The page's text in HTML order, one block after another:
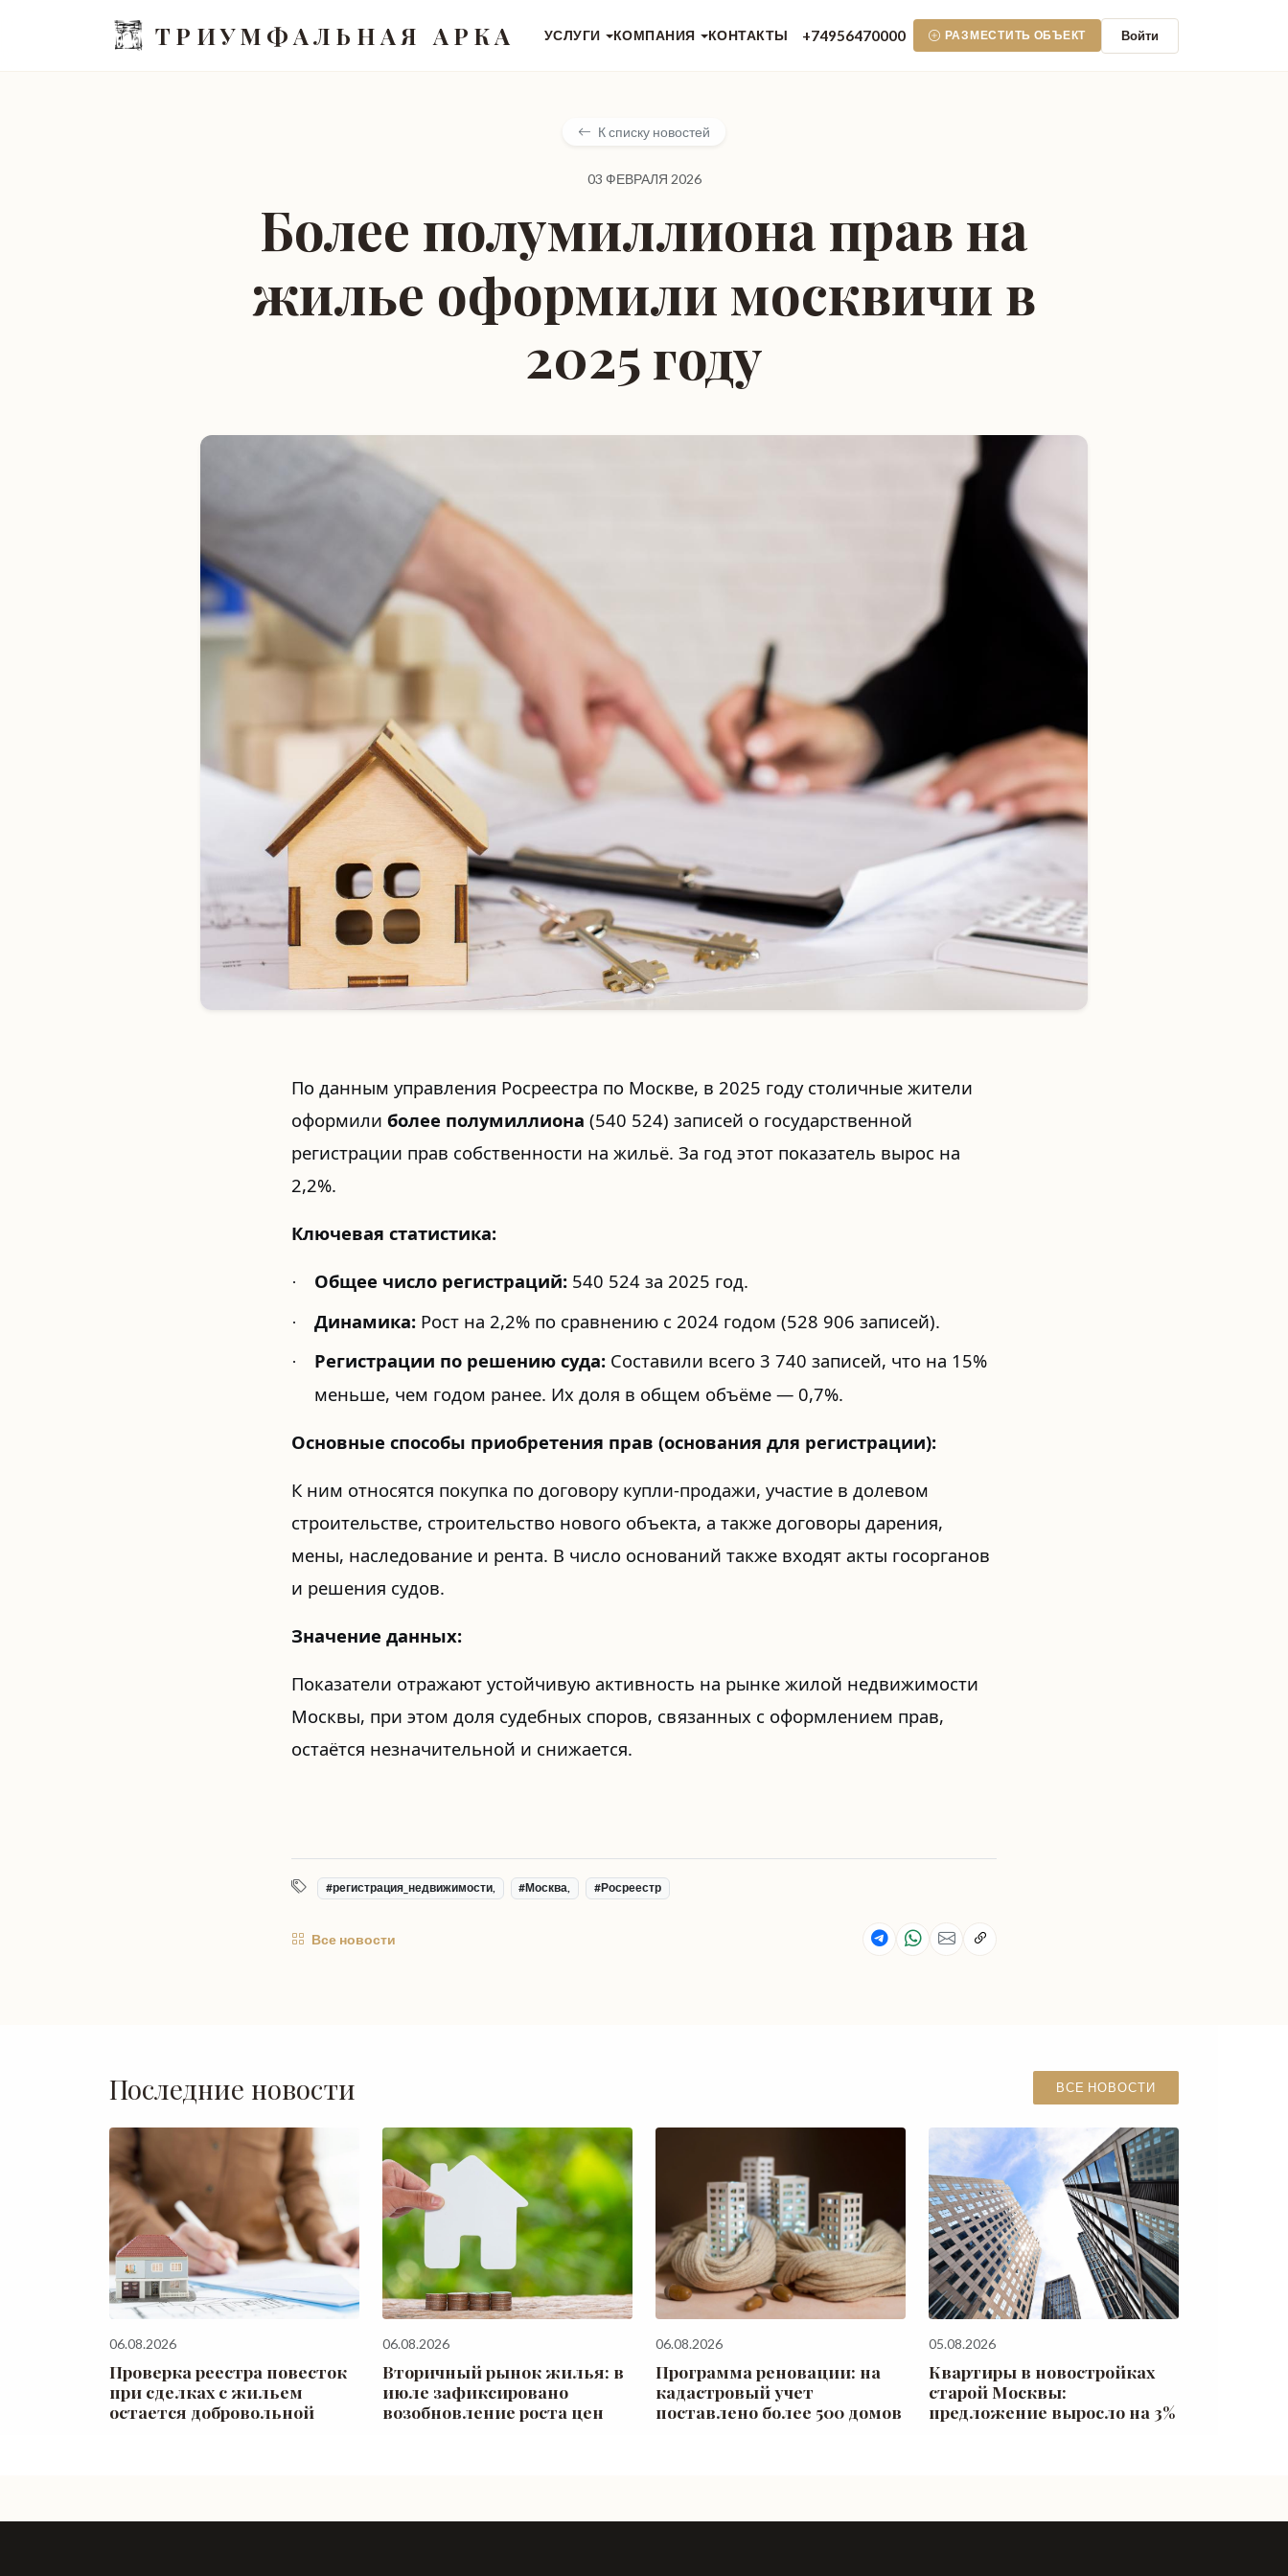
ТРИУМФАЛЬНАЯ АРКА УСЛУГИ КОМПАНИЯ КОНТАКТЫ +74956470000 РАЗМЕСТИТЬ ОБЪЕКТ Войти
К списку новостей
03 ФЕВРАЛЯ 2026
Более полумиллиона прав на
жилье оформили москвичи в
2025 году
По данным управления Росреестра по Москве, в 2025 году столичные жители
оформили более полумиллиона (540 524) записей о государственной
регистрации прав собственности на жильё. За год этот показатель вырос на
2,2%.
Ключевая статистика:
· Общее число регистраций: 540 524 за 2025 год.
· Динамика: Рост на 2,2% по сравнению с 2024 годом (528 906 записей).
· Регистрации по решению суда: Составили всего 3 740 записей, что на 15%
меньше, чем годом ранее. Их доля в общем объёме — 0,7%.
Основные способы приобретения прав (основания для регистрации):
К ним относятся покупка по договору купли-продажи, участие в долевом
строительстве, строительство нового объекта, а также договоры дарения,
мены, наследование и рента. В число оснований также входят акты госорганов
и решения судов.
Значение данных:
Показатели отражают устойчивую активность на рынке жилой недвижимости
Москвы, при этом доля судебных споров, связанных с оформлением прав,
остаётся незначительной и снижается.
#регистрация_недвижимости, #Москва, #Росреестр
Все новости
Последние новости ВСЕ НОВОСТИ
06.08.2026
Проверка реестра повесток
при сделках с жильем
остается добровольной
06.08.2026
Вторичный рынок жилья: в
июле зафиксировано
возобновление роста цен
06.08.2026
Программа реновации: на
кадастровый учет
поставлено более 500 домов
05.08.2026
Квартиры в новостройках
старой Москвы:
предложение выросло на 3%